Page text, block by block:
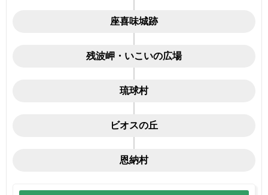
座喜味城跡
残波岬・いこいの広場
琉球村
ビオスの丘
恩納村